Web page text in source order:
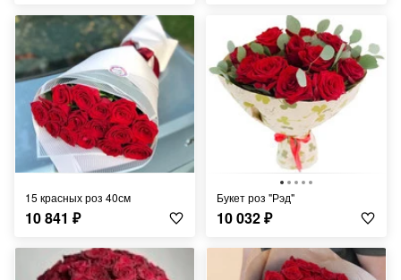
15 красных роз 40см
10 841 ₽
Букет роз "Рэд"
10 032₽